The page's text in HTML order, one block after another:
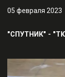
05 февраля 2023
"СПУТНИК" -